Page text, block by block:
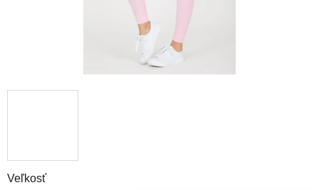
Veľkosť